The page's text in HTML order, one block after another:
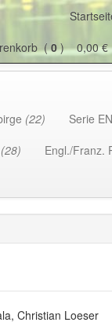
(0) 0,00
(22) Serie
(28) Engl./Franz.
Christian Loeser